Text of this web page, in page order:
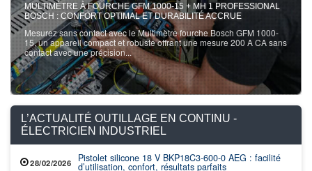
MULTIMÈTRE À FOURCHE GFM 1000-15 + MH 1 PROFESSIONAL
BOSCH : CONFORT OPTIMAL ET DURABILITÉ ACCRUE
Mesurez sans contact avec le Multimètre fourche Bosch GFM 1000-
15, un appareil compact et robuste offrant une mesure 200 A CA sans
contact avec une précision...
L’ACTUALITÉ OUTILLAGE EN CONTINU -
ÉLECTRICIEN INDUSTRIEL
28/02/2026 Pistolet silicone 18 V BKP18C3-600-0 AEG : facilité
d’utilisation, confort, résultats parfaits